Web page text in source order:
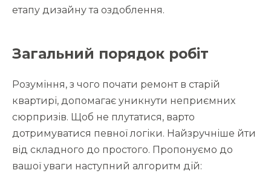
етапу дизайну та оздоблення.
Загальний порядок робіт
Розуміння, з чого почати ремонт в старій
квартирі, допомагає уникнути неприємних
сюрпризів. Щоб не плутатися, варто
дотримуватися певної логіки. Найзручніше йти
від складного до простого. Пропонуємо до
вашої уваги наступний алгоритм дій: